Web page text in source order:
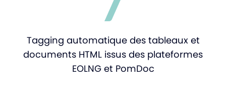
Tagging automatique des tableaux et
documents HTML issus des plateformes
EOLNG et PomDoc